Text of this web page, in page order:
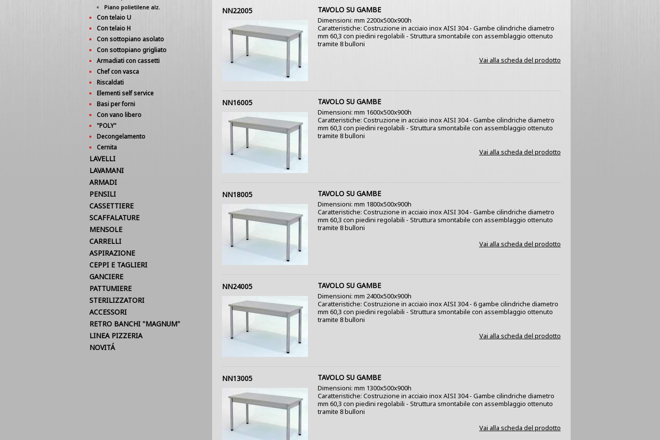
NN22005 TAVOLO SU GAMBE
Dimensioni: mm 2200x500x900h
Caratteristiche: Costruzione in acciaio inox AISI 304 - Gambe cilindriche diametro
mm 60,3 con piedini regolabili - Struttura smontabile con assemblaggio ottenuto
tramite 8 bulloni
Vai alla scheda del prodotto
NN16005 TAVOLO SU GAMBE
Dimensioni: mm 1600x500x900h
Caratteristiche: Costruzione in acciaio inox AISI 304 - Gambe cilindriche diametro
mm 60,3 con piedini regolabili - Struttura smontabile con assemblaggio ottenuto
tramite 8 bulloni
Vai alla scheda del prodotto
NN18005 TAVOLO SU GAMBE
Dimensioni: mm 1800x500x900h
Caratteristiche: Costruzione in acciaio inox AISI 304 - Gambe cilindriche diametro
mm 60,3 con piedini regolabili - Struttura smontabile con assemblaggio ottenuto
tramite 8 bulloni
Vai alla scheda del prodotto
NN24005 TAVOLO SU GAMBE
Dimensioni: mm 2400x500x900h
Caratteristiche: Costruzione in acciaio inox AISI 304 - 6 gambe cilindriche diametro
mm 60,3 con piedini regolabili - Struttura smontabile con assemblaggio ottenuto
tramite 8 bulloni
Vai alla scheda del prodotto
NN13005 TAVOLO SU GAMBE
Dimensioni: mm 1300x500x900h
Caratteristiche: Costruzione in acciaio inox AISI 304 - Gambe cilindriche diametro
mm 60,3 con piedini regolabili - Struttura smontabile con assemblaggio ottenuto
tramite 8 bulloni
Vai alla scheda del prodotto
Piano polietilene alz.
Con telaio U
Con telaio H
Con sottopiano asolato
Con sottopiano grigliato
Armadiati con cassetti
Chef con vasca
Riscaldati
Elementi self service
Basi per forni
Con vano libero
"POLY"
Decongelamento
Cernita
LAVELLI
LAVAMANI
ARMADI
PENSILI
CASSETTIERE
SCAFFALATURE
MENSOLE
CARRELLI
ASPIRAZIONE
CEPPI E TAGLIERI
GANCIERE
PATTUMIERE
STERILIZZATORI
ACCESSORI
RETRO BANCHI "MAGNUM"
LINEA PIZZERIA
NOVITÁ